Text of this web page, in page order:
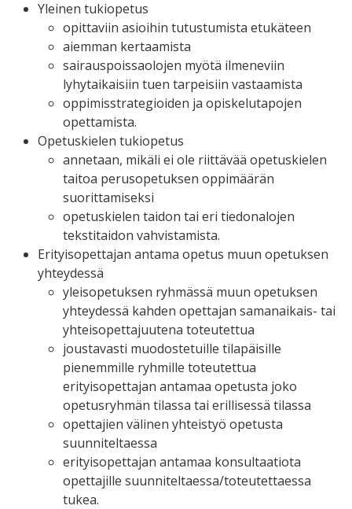
Yleinen tukiopetus
opittaviin asioihin tutustumista etukäteen
aiemman kertaamista
sairauspoissaolojen myötä ilmeneviin
lyhytaikaisiin tuen tarpeisiin vastaamista
oppimisstrategioiden ja opiskelutapojen
opettamista.
Opetuskielen tukiopetus
annetaan, mikäli ei ole riittävää opetuskielen
taitoa perusopetuksen oppimäärän
suorittamiseksi
opetuskielen taidon tai eri tiedonalojen
tekstitaidon vahvistamista.
Erityisopettajan antama opetus muun opetuksen
yhteydessä
yleisopetuksen ryhmässä muun opetuksen
yhteydessä kahden opettajan samanaikais- tai
yhteisopettajuutena toteutettua
joustavasti muodostetuille tilapäisille
pienemmille ryhmille toteutettua
erityisopettajan antamaa opetusta joko
opetusryhmän tilassa tai erillisessä tilassa
opettajien välinen yhteistyö opetusta
suunniteltaessa
erityisopettajan antamaa konsultaatiota
opettajille suunniteltaessa/toteutettaessa
tukea.